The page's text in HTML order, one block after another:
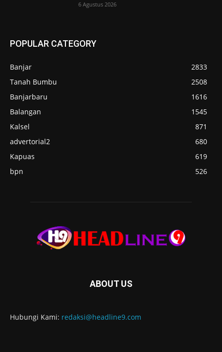
6 Agustus 2026
POPULAR CATEGORY
Banjar
2833
Tanah Bumbu
2508
Banjarbaru
1616
Balangan
1545
Kalsel
871
advertorial2
680
Kapuas
619
bpn
526
ABOUT US
Hubungi Kami: redaksi@headline9.com